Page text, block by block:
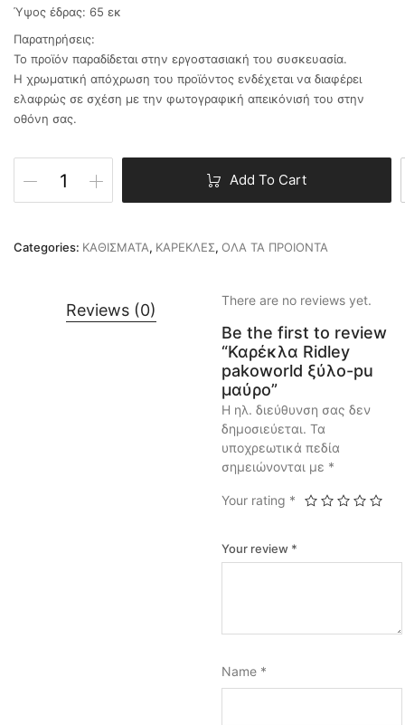
Ύψος έδρας: 65 εκ
Παρατηρήσεις:
Το προϊόν παραδίδεται στην εργοστασιακή του συσκευασία.
Η χρωματική απόχρωση του προϊόντος ενδέχεται να διαφέρει
ελαφρώς σε σχέση με την φωτογραφική απεικόνισή του στην
οθόνη σας.
Add To Cart
Categories: ΚΑΘΙΣΜΑΤΑ, ΚΑΡΕΚΛΕΣ, ΟΛΑ ΤΑ ΠΡΟΙΟΝΤΑ
Reviews (0)
There are no reviews yet.
Be the first to review
“Καρέκλα Ridley
pakoworld ξύλο-pu
μαύρο”
Η ηλ. διεύθυνση σας δεν
δημοσιεύεται. Τα
υποχρεωτικά πεδία
σημειώνονται με *
Your rating *
Your review *
Name *